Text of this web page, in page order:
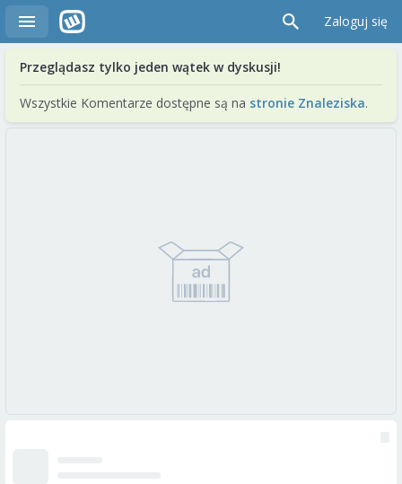
Zaloguj się
Przeglądasz tylko jeden wątek w dyskusji!
Wszystkie Komentarze dostępne są na stronie Znaleziska.